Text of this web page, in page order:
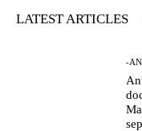
LATEST ARTICLES
-